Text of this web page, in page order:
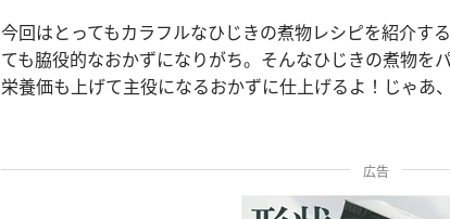
今回はとってもカラフルなひじきの煮物レシピを紹介す
ても脇役的なおかずになりがち。そんなひじきの煮物を
栄養価も上げて主役になるおかずに仕上げるよ！じゃあ
広告